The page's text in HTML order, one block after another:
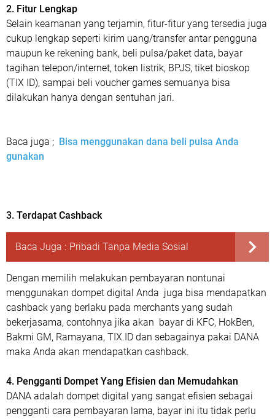
2. Fitur Lengkap
Selain keamanan yang terjamin, fitur-fitur yang tersedia juga
cukup lengkap seperti kirim uang/transfer antar pengguna
maupun ke rekening bank, beli pulsa/paket data, bayar
tagihan telepon/internet, token listrik, BPJS, tiket bioskop
(TIX ID), sampai beli voucher games semuanya bisa
dilakukan hanya dengan sentuhan jari.
Baca juga ; Bisa menggunakan dana beli pulsa Anda
gunakan
3. Terdapat Cashback
Baca Juga : Pribadi Tanpa Media Sosial
Dengan memilih melakukan pembayaran nontunai
menggunakan dompet digital Anda juga bisa mendapatkan
cashback yang berlaku pada merchants yang sudah
bekerjasama, contohnya jika akan bayar di KFC, HokBen,
Bakmi GM, Ramayana, TIX.ID dan sebagainya pakai DANA
maka Anda akan mendapatkan cashback.
4. Pengganti Dompet Yang Efisien dan Memudahkan
DANA adalah dompet digital yang sangat efisien sebagai
pengganti cara pembayaran lama, bayar ini itu tidak perlu